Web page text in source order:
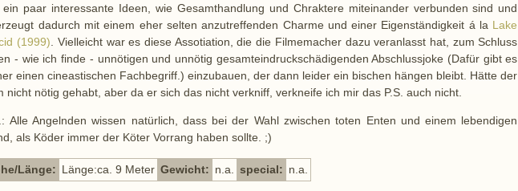
ein paar interessante Ideen, wie Gesamthandlung und Chraktere miteinander verbunden sind und
dadurch mit einem eher selten anzutreffenden Charme und einer Eigenständigkeit á la Lake
(1999) . Vielleicht war es diese Assotiation, die die Filmemacher dazu veranlasst hat, zum Schluss
- wie ich finde - unnötigen und unnötig gesamteindruckschädigenden Abschlussjoke (Dafür gibt es
einen cineastischen Fachbegriff.) einzubauen, der dann leider ein bischen hängen bleibt. Hätte der
nicht nötig gehabt, aber da er sich das nicht verkniff, verkneife ich mir das P.S. auch nicht.
Alle Angelnden wissen natürlich, dass bei der Wahl zwischen toten Enten und einem lebendigen
als Köder immer der Köter Vorrang haben sollte. ;)
Länge: Länge:ca. 9 Meter Gewicht: n.a. special: n.a.